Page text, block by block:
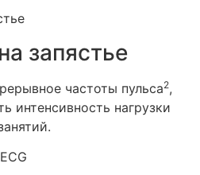
запястье
частоты пульса2,
интенсивность нагрузки